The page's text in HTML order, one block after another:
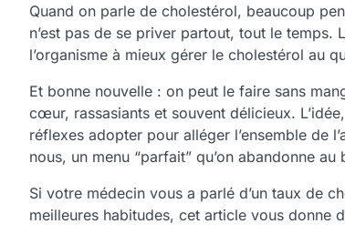
Quand on parle de cholestérol, beaucoup
n’est pas de se priver partout, tout le temps.
l’organisme à mieux gérer le cholestérol au
Et bonne nouvelle : on peut le faire sans
cœur, rassasiants et souvent délicieux.
réflexes adopter pour alléger l’ensemble de
nous, un menu “parfait” qu’on abandonne
Si votre médecin vous a parlé d’un taux de
meilleures habitudes, cet article vous donne